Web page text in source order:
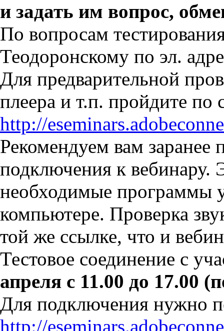
и задать им вопрос,
По вопросам
Теодоронскому по эл.
Для предварительной
плеера и т.п. пройдите по
http://
Рекомендуем вам заранее
подключения к вебинару.
необходимые программы
компьютере. Проверка
той же ссылке, что и
Тестовое соединение с
апреля с 11.00 до 17.00
Для подключения нужно
http://